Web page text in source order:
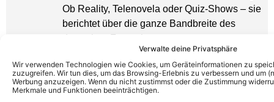
Verwalte deine Privatsphäre
Wir verwenden Technologien wie Cookies, um Geräteinformationen zu
zuzugreifen. Wir tun dies, um das Browsing-Erlebnis zu verbessern und um
Werbung anzuzeigen. Wenn du nicht zustimmst oder die Zustimmung
Merkmale und Funktionen beeinträchtigen.
Ob Reality, Telenovela oder Quiz-Shows – sie
berichtet über die ganze Bandbreite des
deutschen Fernsehens.
» AUTORENPROFIL & ALLE ARTIKEL VON
INA FIETHEN-DREWES